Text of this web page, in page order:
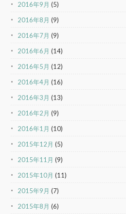
2016年9月 (5)
2016年8月 (9)
2016年7月 (9)
2016年6月 (14)
2016年5月 (12)
2016年4月 (16)
2016年3月 (13)
2016年2月 (9)
2016年1月 (10)
2015年12月 (5)
2015年11月 (9)
2015年10月 (11)
2015年9月 (7)
2015年8月 (6)